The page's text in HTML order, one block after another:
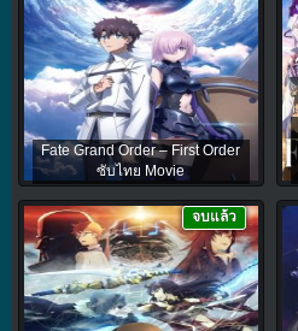
Fate Grand Order – First Order
ซับไทย Movie
จบแล้ว